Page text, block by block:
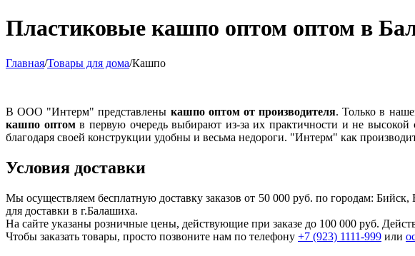
Пластиковые кашпо оптом оптом в
Главная/Товары для дома/Кашпо
В ООО "Интерм" представлены кашпо оптом от производителя. Только в
кашпо оптом в первую очередь выбирают из-за их практичности и не
благодаря своей конструкции удобны и весьма недороги. "Интерм" как
Условия доставки
Мы осуществляем бесплатную доставку заказов от 50 000 руб. по городам:
для доставки в г.Балашиха.
На сайте указаны розничные цены, действующие при заказе до 100 000 руб.
Чтобы заказать товары, просто позвоните нам по телефону +7 (923) 1111-999 или